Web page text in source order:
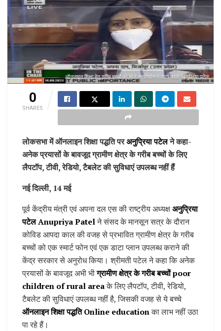
ऑनलाइन शिक्षा हेतु गरीब बच्चों को मिले स्मार्टफोन व डाटा कार्ड: अनुप्रिया पटेल
0
SHARES
लोकसभा में ऑनलाइन शिक्षा पद्धति परअनुप्रिया पटेलने कहा-
अनेक प्रयासों के बावजूद ग्रामीण क्षेत्र के गरीब बच्चों के लिए
लैपटॉप, टीवी, रेडियो, टैबलेट की सुविधाएं उपलब्ध नहीं हैं
नई दिल्ली, 14 मई
पूर्व केंद्रीय मंत्री एवं अपना दल एस की राष्ट्रीय अध्यक्षअनुप्रिया
पटेल Anupriya Patelने संसद के मानसून सत्र के दौरान
कोविड आपदा काल की वजह से प्रभावित ग्रामीण क्षेत्र के गरीब
बच्चों को एक स्मार्ट फोन एवं एक डाटा प्लान उपलब्ध कराने की
केंद्र सरकार से अनुरोध किया। श्रीमती पटेल ने कहा कि अनेक
प्रयासों के बावजूद अभी भीग्रामीण क्षेत्र के गरीब बच्चों poor
children of rural areaके लिए लैपटॉप, टीवी, रेडियो,
टैबलेट की सुविधाएं उपलब्ध नहीं है, जिसकी वजह से ये बच्चे
ऑनलाइन शिक्षा पद्धति Online educationका लाभ नहीं उठा
पा रहे हैं।